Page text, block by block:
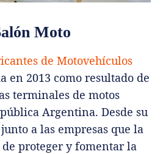
Moto
de Motovehículos
en 2013 como resultado de
terminales de motos
Argentina. Desde su
a las empresas que la
proteger y fomentar la